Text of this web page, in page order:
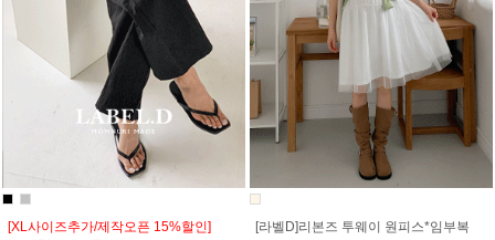
[XL사이즈추가/제작오픈 15%할인]
[라벨D]리본즈 투웨이 원피스*임부복